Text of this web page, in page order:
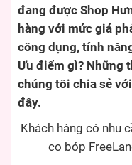
đang được Shop
hàng với mức giá
công dụng, tính
Ưu điểm gì? Những
chúng tôi chia sẻ
đây.
Khách hàng có nhu
co bóp